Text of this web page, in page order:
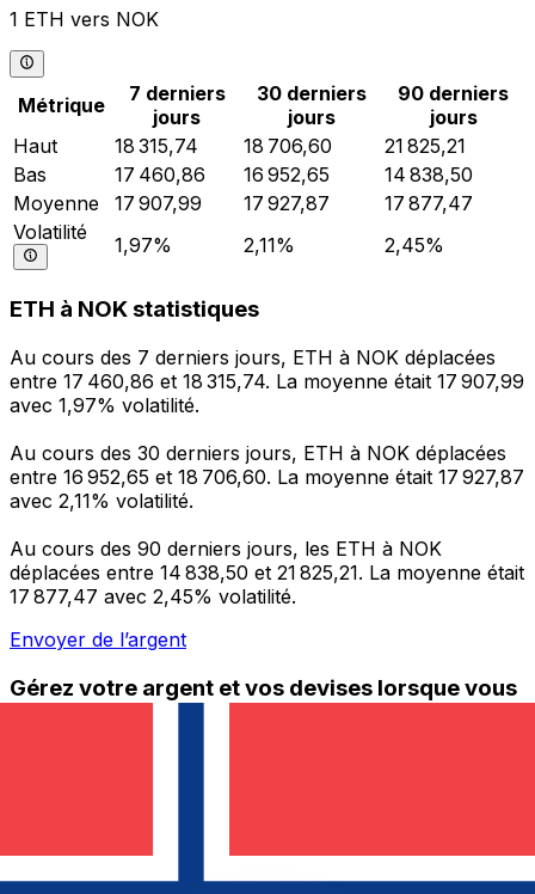
1 ETH vers NOK
Métrique
7 derniers
jours
30 derniers
jours
90 derniers
jours
Haut
18 315,74 18 706,60
21 825,21
Bas
17 460,86 16 952,65
14 838,50
Moyenne
17 907,99 17 927,87
17 877,47
Volatilité
1,97% 2,11% 2,45%
ETH à NOK statistiques
Au cours des 7 derniers jours, ETH à NOK déplacées
entre 17 460,86 et 18 315,74. La moyenne était 17 907,99
avec 1,97% volatilité.
Au cours des 30 derniers jours, ETH à NOK déplacées
entre 16 952,65 et 18 706,60. La moyenne était 17 927,87
avec 2,11% volatilité.
Au cours des 90 derniers jours, les ETH à NOK
déplacées entre 14 838,50 et 21 825,21. La moyenne était
17 877,47 avec 2,45% volatilité.
Envoyer de l’argent
Gérez votre argent et vos devises lorsque vous
l'argent à l'étranger sans frais cachés. Téléchargez
l'application dès aujourd'hui !